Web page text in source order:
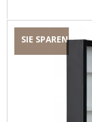
SIE SPAREN